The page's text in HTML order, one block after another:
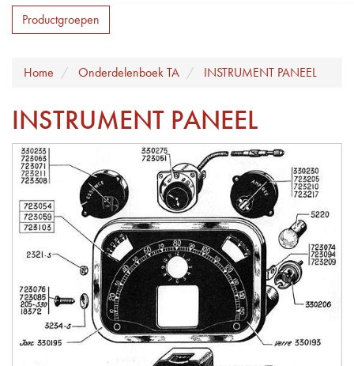
Productgroepen
Home Onderdelenboek TA INSTRUMENT PANEEL
INSTRUMENT PANEEL